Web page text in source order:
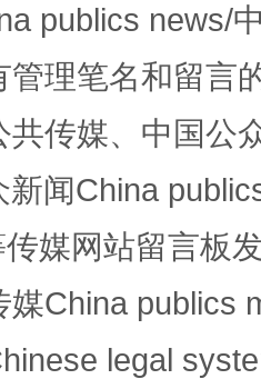
" "
publics news/
管理笔名和留言
共传媒、中国公
新闻China
媒网站留言板
媒China publics
legal